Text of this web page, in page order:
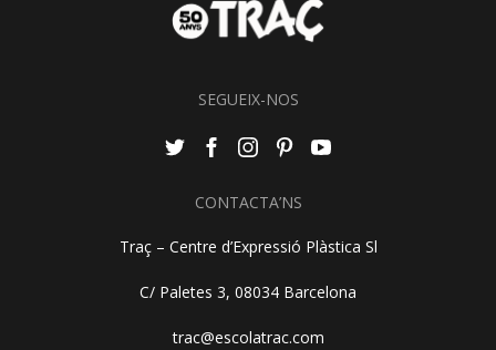
SEGUEIX-NOS
CONTACTA’NS
Traç – Centre d’Expressió Plàstica Sl
C/ Paletes 3, 08034 Barcelona
trac@escolatrac.com